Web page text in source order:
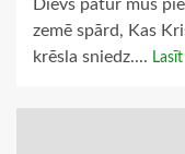
Dievs patur mūs
zemē spārd, Kas
krēsla sniedz....